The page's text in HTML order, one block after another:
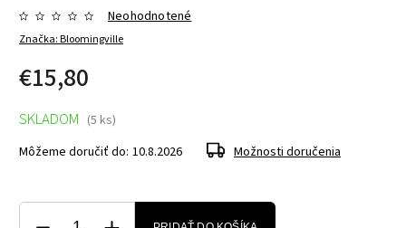
Značka:Bloomingville
Neohodnotené
€15,80
SKLADOM (5 ks)
Môžeme doručiť do: 10.8.2026 Možnosti doručenia